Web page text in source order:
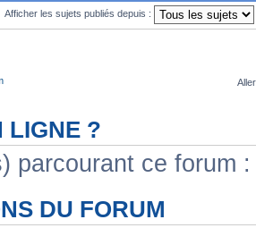
Afficher les sujets publiés depuis :
LIGNE ?
parcourant ce forum
DU FORUM